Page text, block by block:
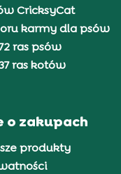
CricksyCat
karmy dla psów
ras psów
ras kotów
zakupach
produkty